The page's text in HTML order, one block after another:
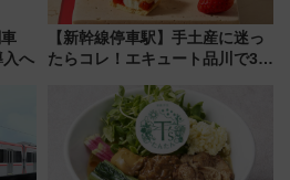
入へ
【新幹線停車駅】手土産に迷っ
たらコレ！エキュート品川で3年
産スイーツとは？